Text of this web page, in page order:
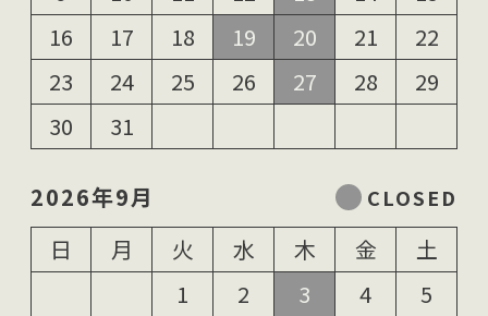
16
17 18 19 20 21
22
23
24 25 26 27 28
29
30
31
2026年9月
日
月 火 水 木 金
土
1
2 3 4
5